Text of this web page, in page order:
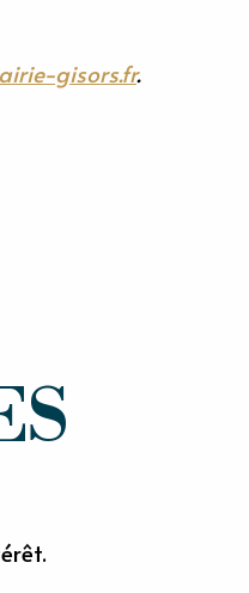
gisors.fr.